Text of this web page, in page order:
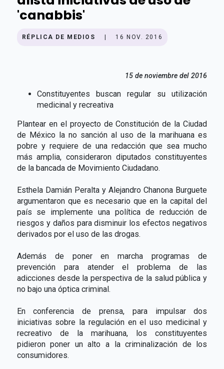
'canabbis'
RÉPLICA DE MEDIOS 16 NOV. 2016
15 de noviembre del 2016
Constituyentes buscan regular su utilización
medicinal y recreativa
Plantear en el proyecto de Constitución de la Ciudad
de México la no sanción al uso de la marihuana es
pobre y requiere de una redacción que sea mucho
más amplia, consideraron diputados constituyentes
de la bancada de Movimiento Ciudadano.
Esthela Damián Peralta y Alejandro Chanona Burguete
argumentaron que es necesario que en la capital del
país se implemente una política de reducción de
riesgos y daños para disminuir los efectos negativos
derivados por el uso de las drogas.
Además de poner en marcha programas de
prevención para atender el problema de las
adicciones desde la perspectiva de la salud pública y
no bajo una óptica criminal.
En conferencia de prensa, para impulsar dos
iniciativas sobre la regulación en el uso medicinal y
recreativo de la marihuana, los constituyentes
pidieron poner un alto a la criminalización de los
consumidores.